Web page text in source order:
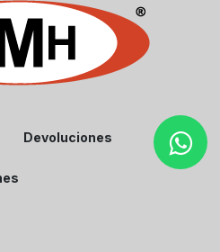
Devoluciones